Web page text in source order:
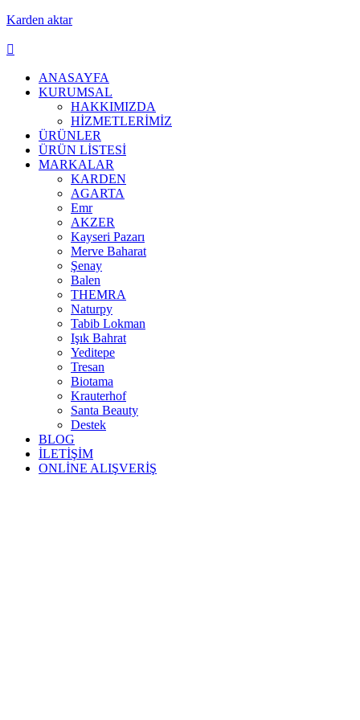
Karden aktar
ANASAYFA
KURUMSAL
HAKKIMIZDA
HİZMETLERİMİZ
ÜRÜNLER
ÜRÜN LİSTESİ
MARKALAR
KARDEN
AGARTA
Emr
AKZER
Kayseri Pazarı
Merve Baharat
Şenay
Balen
THEMRA
Naturpy
Tabib Lokman
Işık Bahrat
Yeditepe
Tresan
Biotama
Krauterhof
Santa Beauty
Destek
BLOG
İLETİŞİM
ONLİNE ALIŞVERİŞ